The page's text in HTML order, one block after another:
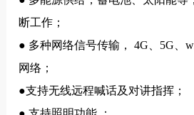
断工作；
● 多种网络信号传输， 4G、5G、
网络；
●支持无线远程喊话及对讲指挥；